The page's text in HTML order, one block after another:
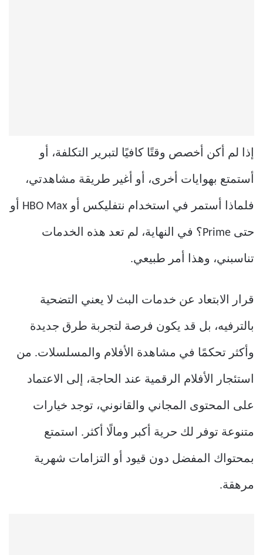
إذا لم أكن أخصص وقتًا كافيًا لتبرير التكلفة، أو
أستمتع بهوايات أخرى، أو أغير طريقة مشاهدتي،
فلماذا أستمر في استخدام نتفليكس أو HBO Max أو
حتى Prime؟ في النهاية، لم تعد هذه الخدمات
تناسبني، وهذا أمر طبيعي.
قرار الابتعاد عن خدمات البث لا يعني التضحية
بالترفيه، بل قد يكون فرصة لتجربة طرق جديدة
وأكثر تحكمًا في مشاهدة الأفلام والمسلسلات. من
استئجار الأفلام الرقمية عند الحاجة، إلى الاعتماد
على المحتوى المجاني والقانوني، توجد خيارات
متنوعة توفر لك حرية أكبر ومالًا أكثر. استمتع
بمحتواك المفضل دون قيود أو التزامات شهرية
مرهقة.